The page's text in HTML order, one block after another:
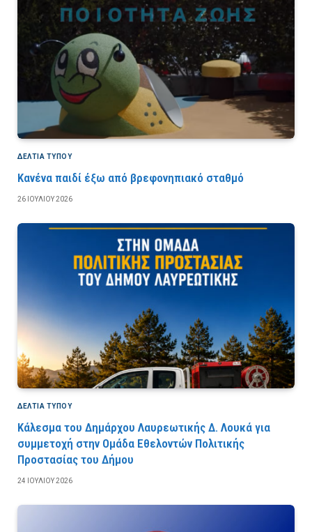
ΔΕΛΤΙΑ ΤΥΠΟΥ
Κανένα παιδί έξω από βρεφονηπιακό σταθμό
26 ΙΟΥΛΊΟΥ 2026
ΔΕΛΤΙΑ ΤΥΠΟΥ
Κάλεσμα του Δημάρχου Λαυρεωτικής Δ. Λουκά για
συμμετοχή στην Ομάδα Εθελοντών Πολιτικής
Προστασίας του Δήμου
24 ΙΟΥΛΊΟΥ 2026